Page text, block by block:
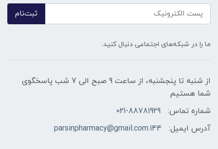
ثبت‌نام
ما را در شبکه‌های اجتماعی دنبال کنید:
از شنبه تا پنجشنبه، از ساعت 9 صبح الی 7 شب پاسخگوی
شما هستیم
شماره تماس:
021-88781929
آدرس ایمیل:
144.parsinpharmacy@gmail.com